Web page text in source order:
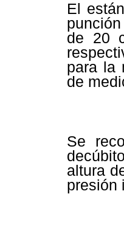
El
de 20
para la
de
Se
altura
presión